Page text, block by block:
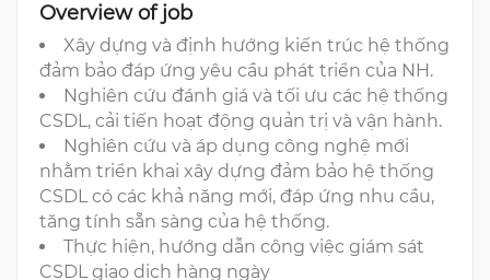
Overview of job
Xây dựng và định hướng kiến trúc hệ thống
đảm bảo đáp ứng yêu cầu phát triển của NH.
Nghiên cứu đánh giá và tối ưu các hệ thống
CSDL, cải tiến hoạt động quản trị và vận hành.
Nghiên cứu và áp dụng công nghệ mới
nhằm triển khai xây dựng đảm bảo hệ thống
CSDL có các khả năng mới, đáp ứng nhu cầu,
tăng tính sẵn sàng của hệ thống.
Thực hiện, hướng dẫn công việc giám sát
CSDL giao dịch hàng ngày